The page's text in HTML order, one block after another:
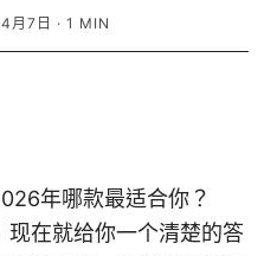
月7日 · 1 MIN
年哪款最适合你？
现在就给你一个清楚的答